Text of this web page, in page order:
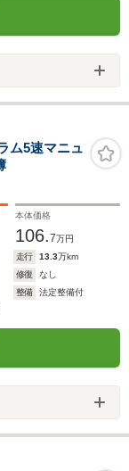
ム5速マニュ
本体価格
106.7万円
走行 13.3万km
修復
なし
整備
法定整備付